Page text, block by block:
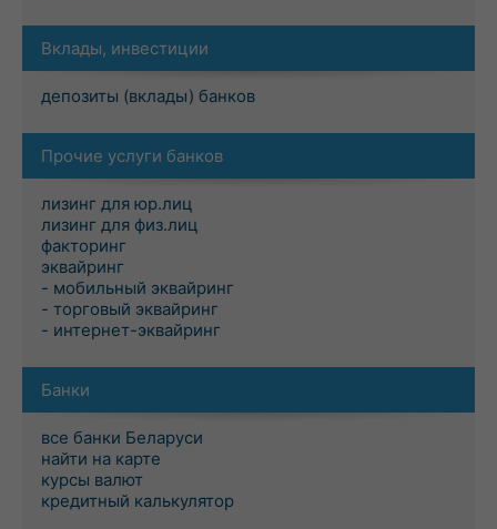
Вклады, инвестиции
депозиты (вклады) банков
Прочие услуги банков
лизинг для юр.лиц
лизинг для физ.лиц
факторинг
эквайринг
- мобильный эквайринг
- торговый эквайринг
- интернет-эквайринг
Банки
все банки Беларуси
найти на карте
курсы валют
кредитный калькулятор